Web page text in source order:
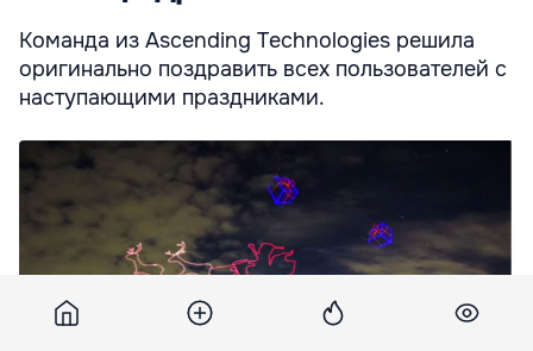
Команда из Ascending Technologies решила
оригинально поздравить всех пользователей с
наступающими праздниками.